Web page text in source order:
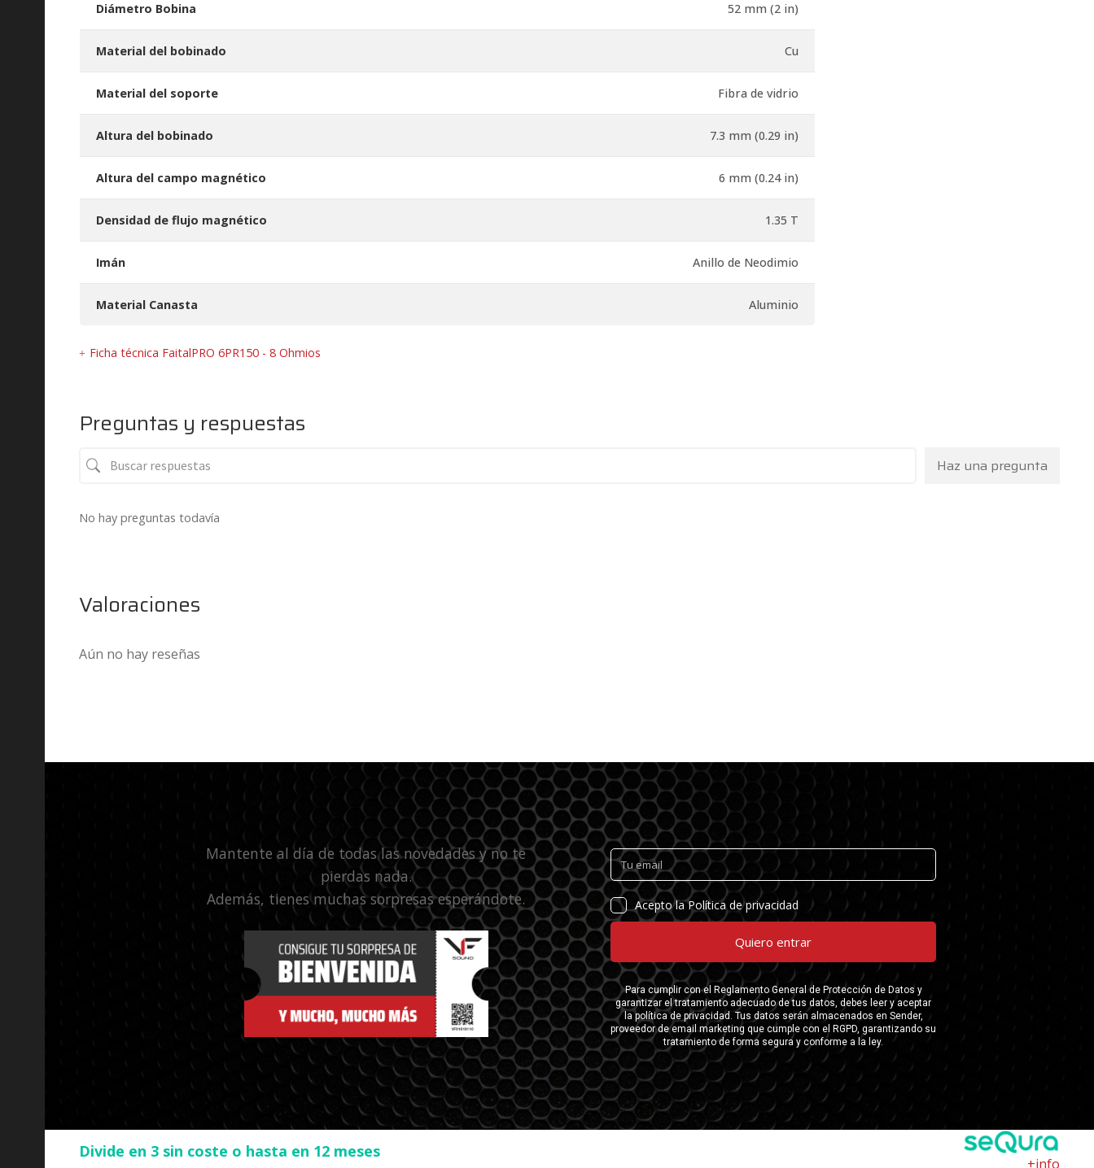
Diámetro Bobina 52 mm (2 in)
Material del bobinado Cu
Material del soporte Fibra de vidrio
Altura del bobinado 7.3 mm (0.29 in)
Altura del campo magnético 6 mm (0.24 in)
Densidad de flujo magnético 1.35 T
Imán Anillo de Neodimio
Material Canasta Aluminio
Ficha técnica FaitalPRO 6PR150 - 8 Ohmios
Preguntas y respuestas
Haz una pregunta
No hay preguntas todavía
Valoraciones
Aún no hay reseñas
Mantente al día de todas las novedades y no te
pierdas nada.
Además, tienes muchas sorpresas esperándote.
Divide en 3 sin coste o hasta en 12 meses
+info